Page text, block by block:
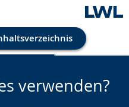
verwenden?